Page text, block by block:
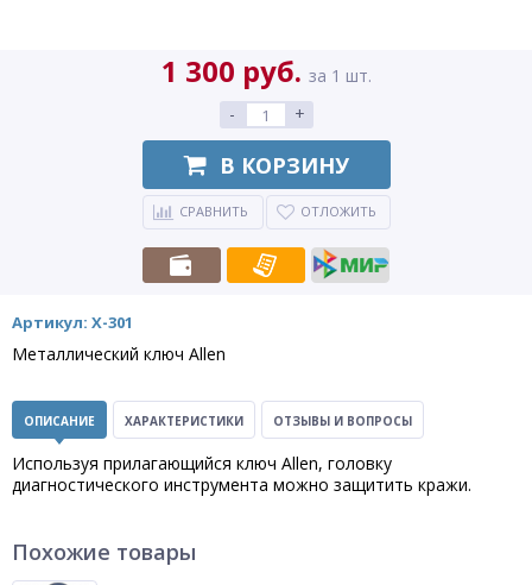
Артикул: X-301
Металлический ключ Allen
1 300 руб. за 1 шт.
-
+
В КОРЗИНУ
СРАВНИТЬ ОТЛОЖИТЬ
ОПИСАНИЕ ХАРАКТЕРИСТИКИ ОТЗЫВЫ И ВОПРОСЫ
Используя прилагающийся ключ Allen, головку
диагностического инструмента можно защитить кражи.
Похожие товары